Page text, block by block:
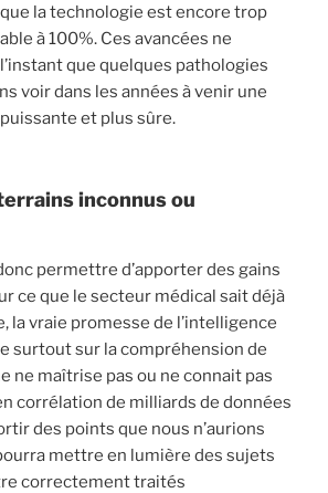
la technologie est encore trop
à 100%. Ces avancées ne
que quelques pathologies
voir dans les années à venir une
et plus sûre.
inconnus ou
permettre d’apporter des gains
ce que le secteur médical sait déjà
la vraie promesse de l’intelligence
surtout sur la compréhension de
ne maîtrise pas ou ne connait pas
corrélation de milliards de données
des points que nous n’aurions
mettre en lumière des sujets
correctement traités